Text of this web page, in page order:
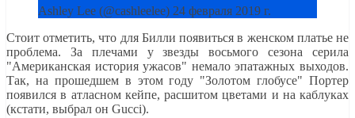
Ashley Lee (@cashleelee) 24 февраля 2019 г.
Стоит отметить, что для Билли появиться в женском платье не
проблема. За плечами у звезды восьмого сезона серила
"Американская история ужасов" немало эпатажных выходов.
Так, на прошедшем в этом году "Золотом глобусе" Портер
появился в атласном кейпе, расшитом цветами и на каблуках
(кстати, выбрал он Gucci).